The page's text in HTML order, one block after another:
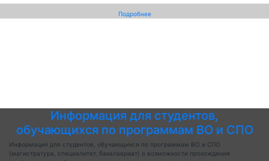
Подробнее
Информация для студентов,
обучающихся по программам ВО и СПО
Информация для студентов, обучающихся по программам ВО и СПО
(магистратура, специалитет, бакалавриат) о возможности прохождения